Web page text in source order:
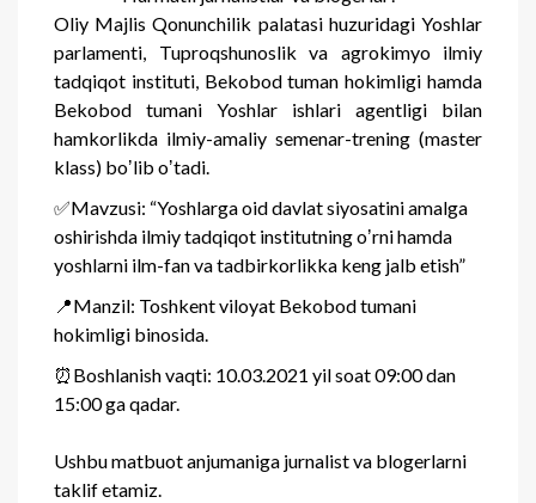
Oliy Majlis Qonunchilik palatasi huzuridagi Yoshlar
parlamenti, Tuproqshunoslik va agrokimyo ilmiy
tadqiqot instituti, Bekobod tuman hokimligi hamda
Bekobod tumani Yoshlar ishlari agentligi bilan
hamkorlikda ilmiy-amaliy semenar-trening (master
klass) boʼlib oʼtadi.
✅Mavzusi: “Yoshlarga oid davlat siyosatini amalga
oshirishda ilmiy tadqiqot institutning oʼrni hamda
yoshlarni ilm-fan va tadbirkorlikka keng jalb etish”
📍Manzil: Toshkent viloyat Bekobod tumani
hokimligi binosida.
⏰Boshlanish vaqti: 10.03.2021 yil soat 09:00 dan
15:00 ga qadar.
Ushbu matbuot anjumaniga jurnalist va blogerlarni
taklif etamiz.